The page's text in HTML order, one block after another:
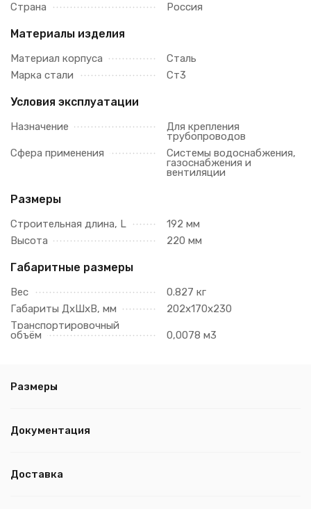
Страна
Россия
Материалы изделия
Материал корпуса
Сталь
Марка стали
Ст3
Условия эксплуатации
Назначение Для крепления
трубопроводов
Сфера применения
Системы водоснабжения,
газоснабжения и
вентиляции
Размеры
Строительная длина, L
192 мм
Высота
220 мм
Габаритные размеры
Вес
0.827 кг
Габариты ДхШхВ, мм
202х170х230
Транспортировочный
объём 0,0078 м3
Размеры
Документация
Доставка